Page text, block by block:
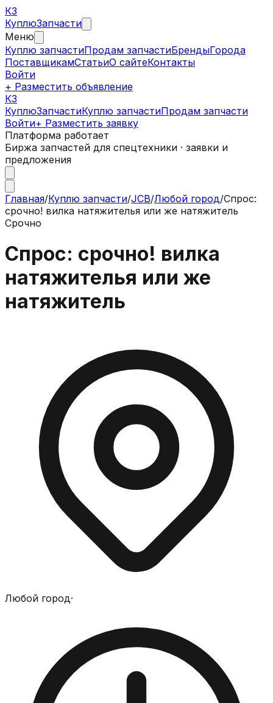
КЗ
КуплюЗапчасти
Меню
Куплю запчастиПродам запчастиБрендыГорода
ПоставщикамСтатьиО сайтеКонтакты
Войти
+ Разместить объявление
КЗ
КуплюЗапчастиКуплю запчастиПродам запчасти
Войти+ Разместить заявку
Платформа работает
Биржа запчастей для спецтехники · заявки и
предложения
Главная/Куплю запчасти/JCB/Любой город/Спрос:
срочно! вилка натяжителья или же натяжитель
Срочно
Спрос: срочно! вилка
натяжителья или же
натяжитель
Любой город·